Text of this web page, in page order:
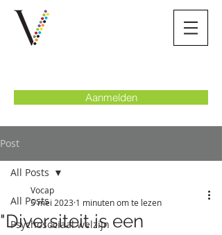
Aanmelden
Post
All Posts
Psychosociaal welzijn
All Posts
"Diversiteit is een
Vocap
5 mei 2023 1 minuten om te lezen